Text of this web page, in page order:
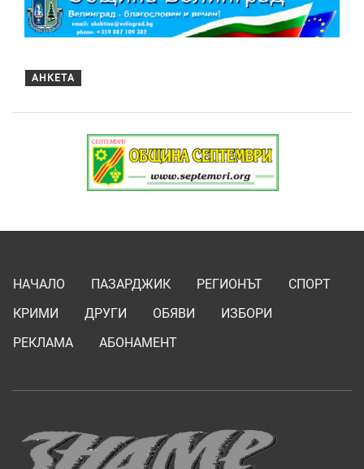
АНКЕТА
НАЧАЛО ПАЗАРДЖИК РЕГИОНЪТ
СПОРТ
КРИМИ
ДРУГИ ОБЯВИ
ИЗБОРИ
РЕКЛАМА
АБОНАМЕНТ